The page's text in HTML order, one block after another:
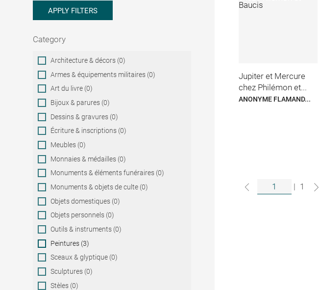
APPLY FILTERS
Category
Category
Architecture & décors (0)
Armes & équipements militaires (0)
Art du livre (0)
Bijoux & parures (0)
Dessins & gravures (0)
Écriture & inscriptions (0)
Meubles (0)
Monnaies & médailles (0)
Monuments & éléments funéraires (0)
Monuments & objets de culte (0)
Objets domestiques (0)
Objets personnels (0)
Outils & instruments (0)
Peintures (3)
Sceaux & glyptique (0)
Sculptures (0)
Stèles (0)
Jupiter et Mercure
chez Philémon et...
ANONYME FLAMAND...
| 1